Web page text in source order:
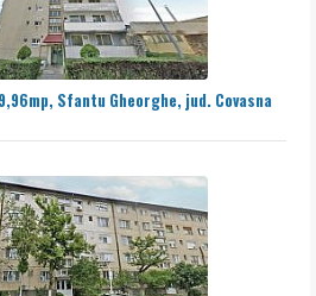
Sfantu Gheorghe, jud. Covasna